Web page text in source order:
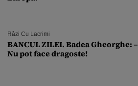
Râzi Cu Lacrimi
BANCUL ZILEI. Badea Gheorghe: –
Nu pot face dragoste!